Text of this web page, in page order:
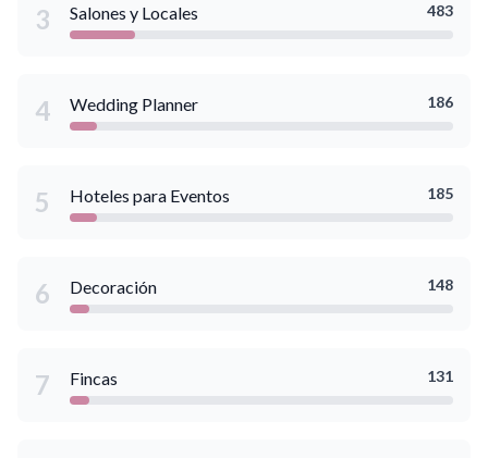
3 Salones y Locales 483
4 Wedding Planner 186
5 Hoteles para Eventos 185
6 Decoración 148
7 Fincas 131